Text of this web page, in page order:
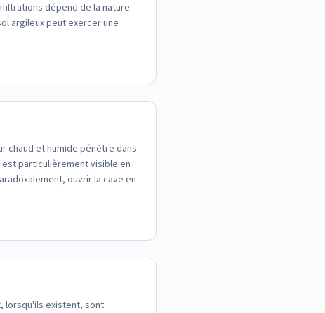
dépend de la nature
argileux peut exercer une
chaud et humide pénètre dans
particulièrement visible en
ouvrir la cave en
lorsqu'ils existent, sont